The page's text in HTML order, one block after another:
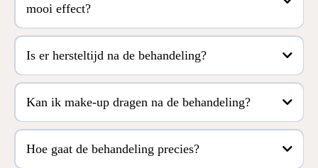
mooi effect?
Is er hersteltijd na de behandeling?
Kan ik make-up dragen na de behandeling?
Hoe gaat de behandeling precies?